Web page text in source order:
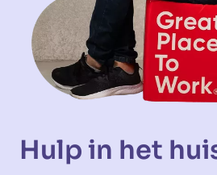
Glowi Glowi Jobs
Hulp in het